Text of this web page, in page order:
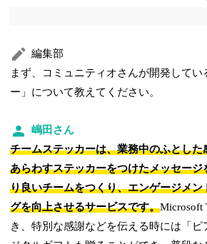
編集部
まず、コミュニティオさんが開発してい
ー」について教えてください。
嶋田さん
チームステッカーは、業務中のふとした
あらわすステッカーをつけたメッセージ
り良いチームをつくり、エンゲージメン
グを向上させるサービスです。Microsoft
き、特別な感謝などを伝える時には「